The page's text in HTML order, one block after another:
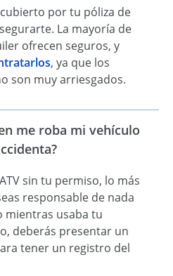
por tu póliza de
La mayoría de
ofrecen seguros, y
, ya que los
son muy arriesgados.
me roba mi vehículo
sin tu permiso, lo más
responsable de nada
mientras usaba tu
deberás presentar un
tener un registro del